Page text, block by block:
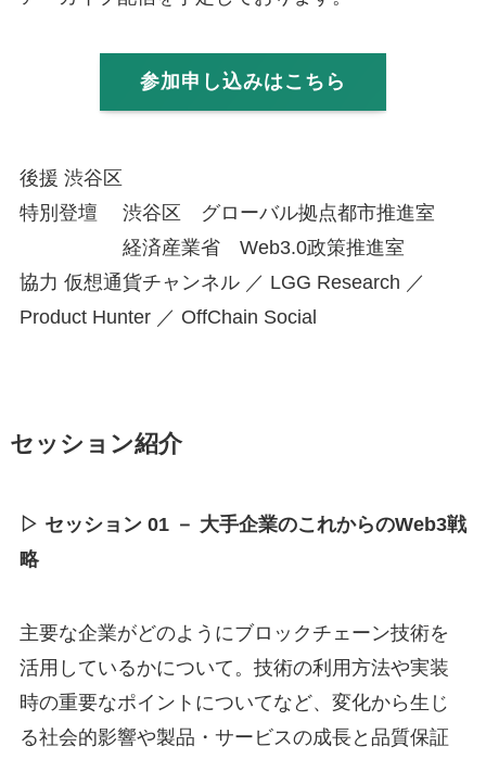
参加申し込みはこちら
後援 渋谷区
特別登壇 渋谷区 グローバル拠点都市推進室
経済産業省 Web3.0政策推進室
協力 仮想通貨チャンネル ／ LGG Research ／
Product Hunter ／ OffChain Social
セッション紹介
▷ セッション 01 － 大手企業のこれからのWeb3戦
略
主要な企業がどのようにブロックチェーン技術を
活用しているかについて。技術の利用方法や実装
時の重要なポイントについてなど、変化から生じ
る社会的影響や製品・サービスの成長と品質保証